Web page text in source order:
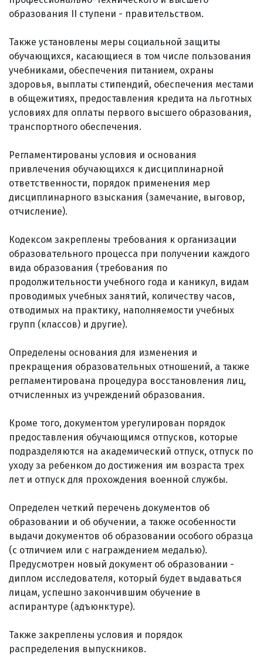
образования II ступени - правительством.
Также установлены меры социальной защиты
обучающихся, касающиеся в том числе пользования
учебниками, обеспечения питанием, охраны
здоровья, выплаты стипендий, обеспечения местами
в общежитиях, предоставления кредита на льготных
условиях для оплаты первого высшего образования,
транспортного обеспечения.
Регламентированы условия и основания
привлечения обучающихся к дисциплинарной
ответственности, порядок применения мер
дисциплинарного взыскания (замечание, выговор,
отчисление).
Кодексом закреплены требования к организации
образовательного процесса при получении каждого
вида образования (требования по
продолжительности учебного года и каникул, видам
проводимых учебных занятий, количеству часов,
отводимых на практику, наполняемости учебных
групп (классов) и другие).
Определены основания для изменения и
прекращения образовательных отношений, а также
регламентирована процедура восстановления лиц,
отчисленных из учреждений образования.
Кроме того, документом урегулирован порядок
предоставления обучающимся отпусков, которые
подразделяются на академический отпуск, отпуск по
уходу за ребенком до достижения им возраста трех
лет и отпуск для прохождения военной службы.
Определен четкий перечень документов об
образовании и об обучении, а также особенности
выдачи документов об образовании особого образца
(с отличием или с награждением медалью).
Предусмотрен новый документ об образовании -
диплом исследователя, который будет выдаваться
лицам, успешно закончившим обучение в
аспирантуре (адъюнктуре).
Также закреплены условия и порядок
распределения выпускников.